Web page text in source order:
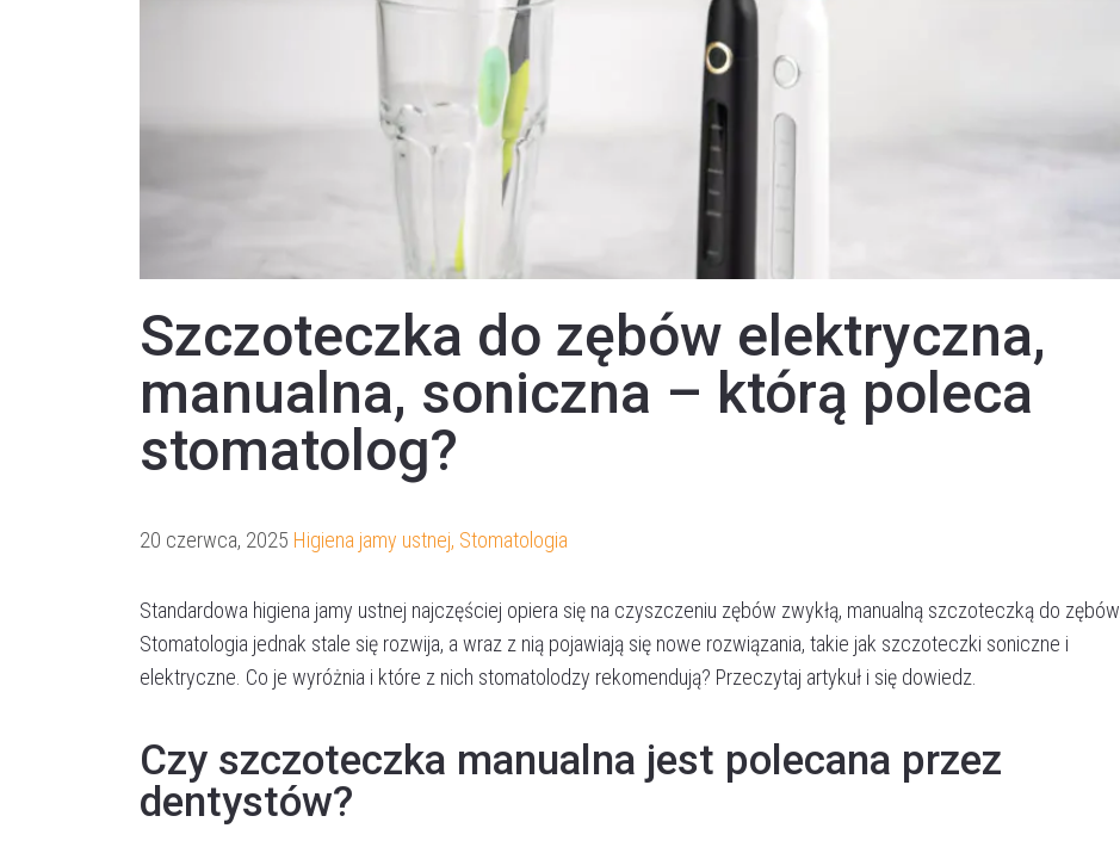
Szczoteczka do zębów elektryczna,
manualna, soniczna – którą poleca
stomatolog?
20 czerwca, 2025 Higiena jamy ustnej, Stomatologia
Standardowa higiena jamy ustnej najczęściej opiera się na czyszczeniu zębów zwykłą, manualną szczoteczką do zębów.
Stomatologia jednak stale się rozwija, a wraz z nią pojawiają się nowe rozwiązania, takie jak szczoteczki soniczne i
elektryczne. Co je wyróżnia i które z nich stomatolodzy rekomendują? Przeczytaj artykuł i się dowiedz.
Czy szczoteczka manualna jest polecana przez
dentystów?